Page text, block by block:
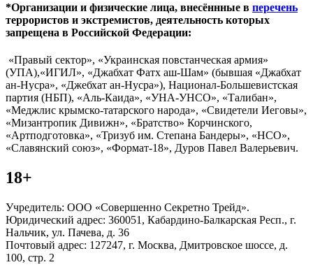
*Организации и физические лица, внесённные в перечень
террористов и экстремистов, деятельность которых
запрещена в Российской Федерации:
«Правый сектор», «Украинская повстанческая армия»
(УПА),«ИГИЛ», «Джабхат Фатх аш-Шам» (бывшая «Джабхат
ан-Нусра», «Джебхат ан-Нусра»), Национал-Большевистская
партия (НБП), «Аль-Каида», «УНА-УНСО», «Талибан»,
«Меджлис крымско-татарского народа», «Свидетели Иеговы»,
«Мизантропик Дивижн», «Братство» Корчинского,
«Артподготовка», «Тризуб им. Степана Бандеры», «НСО»,
«Славянский союз», «Формат-18», Дуров Павел Валерьевич.
18+
Учредитель: ООО «Совершенно Секретно Трейд».
Юридический адрес: 360051, Кабардино-Балкарская Респ., г.
Нальчик, ул. Пачева, д. 36
Почтовый адрес: 127247, г. Москва, Дмитровское шоссе, д.
100, стр. 2